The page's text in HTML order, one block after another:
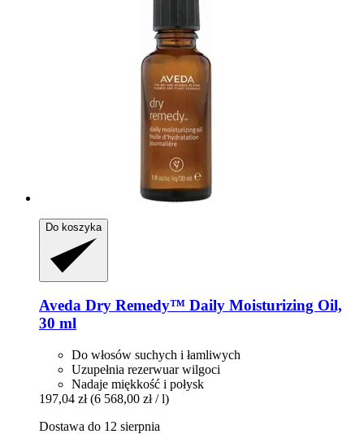
Do koszyka
Aveda Dry Remedy™ Daily Moisturizing Oil,
30 ml
Do włosów suchych i łamliwych
Uzupełnia rezerwuar wilgoci
Nadaje miękkość i połysk
197,04 zł (6 568,00 zł / l)
Dostawa do 12 sierpnia